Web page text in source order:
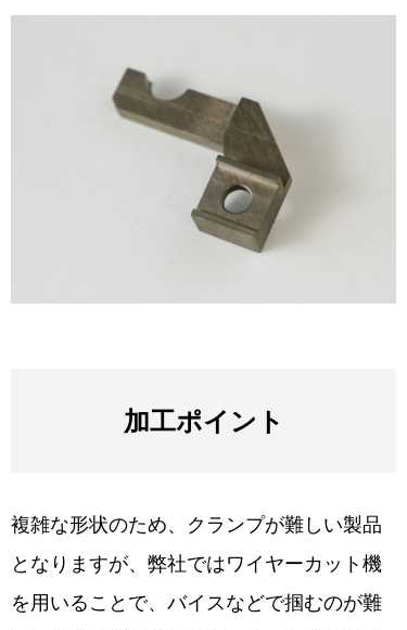
加工ポイント
複雑な形状のため、クランプが難しい製品
となりますが、弊社ではワイヤーカット機
を用いることで、バイスなどで掴むのが難